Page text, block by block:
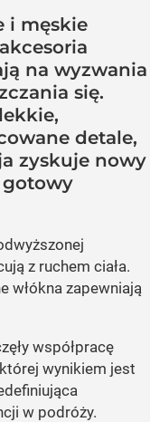
i męskie
na wyzwania
się.
detale,
zyskuje nowy
z ruchem ciała.
włókna zapewniają
współpracę
wynikiem jest
w podróży.